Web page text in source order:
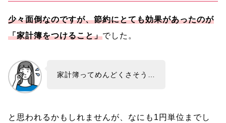
少々面倒なのですが、節約にとても効果があったのが
「家計簿をつけること」でした。
家計簿ってめんどくさそう…
と思われるかもしれませんが、なにも1円単位までし